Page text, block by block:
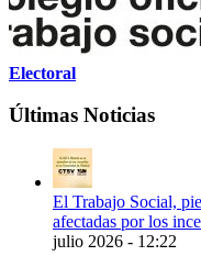
Electoral
Últimas Noticias
El Trabajo Social,
afectadas por los
julio 2026 - 12:22